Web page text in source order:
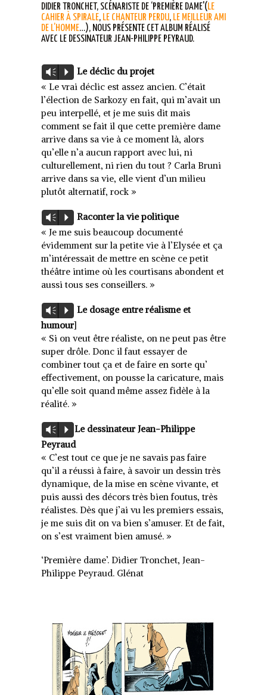
DIDIER TRONCHET, SCÉNARISTE DE ‘PREMIÈRE DAME'(LE
CAHIER À SPIRALE, LE CHANTEUR PERDU, LE MEILLEUR AMI
DE L’HOMME…), NOUS PRÉSENTE CET ALBUM RÉALISÉ
AVEC LE DESSINATEUR JEAN-PHILIPPE PEYRAUD.
Lecteur
audio
Vm P
Le déclic du projet
« Le vrai déclic est assez ancien. C’était
l’élection de Sarkozy en fait, qui m’avait un
peu interpellé, et je me suis dit mais
comment se fait il que cette première dame
arrive dans sa vie à ce moment là, alors
qu’elle n’a aucun rapport avec lui, ni
culturellement, ni rien du tout ? Carla Bruni
arrive dans sa vie, elle vient d’un milieu
plutôt alternatif, rock »
Lecteur
audio
Vm P
Raconter la vie politique
« Je me suis beaucoup documenté
évidemment sur la petite vie à l’Elysée et ça
m’intéressait de mettre en scène ce petit
théâtre intime où les courtisans abondent et
aussi tous ses conseillers. »
Lecteur
audio
Vm P
Le dosage entre réalisme et
humour]
« Si on veut être réaliste, on ne peut pas être
super drôle. Donc il faut essayer de
combiner tout ça et de faire en sorte qu’
effectivement, on pousse la caricature, mais
qu’elle soit quand même assez fidèle à la
réalité. »
Lecteur
audio
Vm P
Le dessinateur Jean-Philippe
Peyraud
« C’est tout ce que je ne savais pas faire
qu’il a réussi à faire, à savoir un dessin très
dynamique, de la mise en scène vivante, et
puis aussi des décors très bien foutus, très
réalistes. Dès que j’ai vu les premiers essais,
je me suis dit on va bien s’amuser. Et de fait,
on s’est vraiment bien amusé. »
‘Première dame’. Didier Tronchet, Jean-
Philippe Peyraud. Glénat